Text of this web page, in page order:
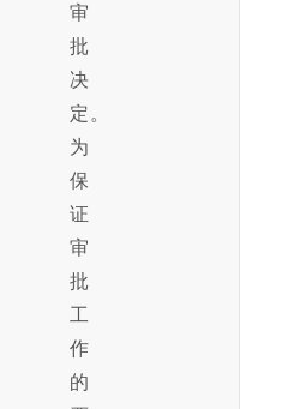
审
批
决
定。
为
保
证
审
批
工
作
的